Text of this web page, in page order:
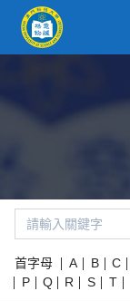
首字母 A B C
P
Q R S T